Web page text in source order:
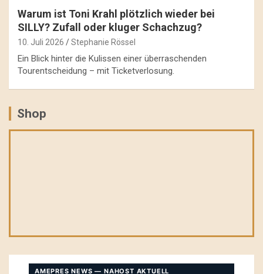
Warum ist Toni Krahl plötzlich wieder bei
SILLY? Zufall oder kluger Schachzug?
10. Juli 2026 Stephanie Rössel
Ein Blick hinter die Kulissen einer überraschenden
Tourentscheidung – mit Ticketverlosung.
Shop